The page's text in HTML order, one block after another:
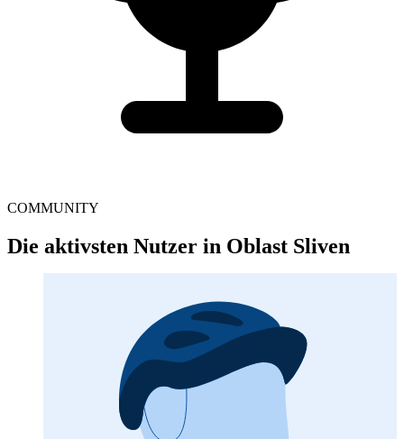
COMMUNITY
Die aktivsten Nutzer in Oblast Sliven